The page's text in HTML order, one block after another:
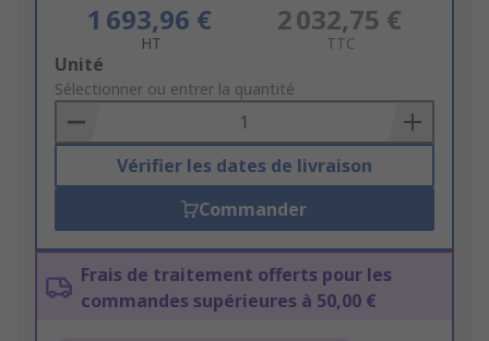
1 693,96 €
HT
2 032,75 €
TTC
Add
to
Basket
Unité
Sélectionner ou entrer la quantité
Vérifier les dates de livraison
Commander
Frais de traitement offerts pour les
commandes supérieures à 50,00 €